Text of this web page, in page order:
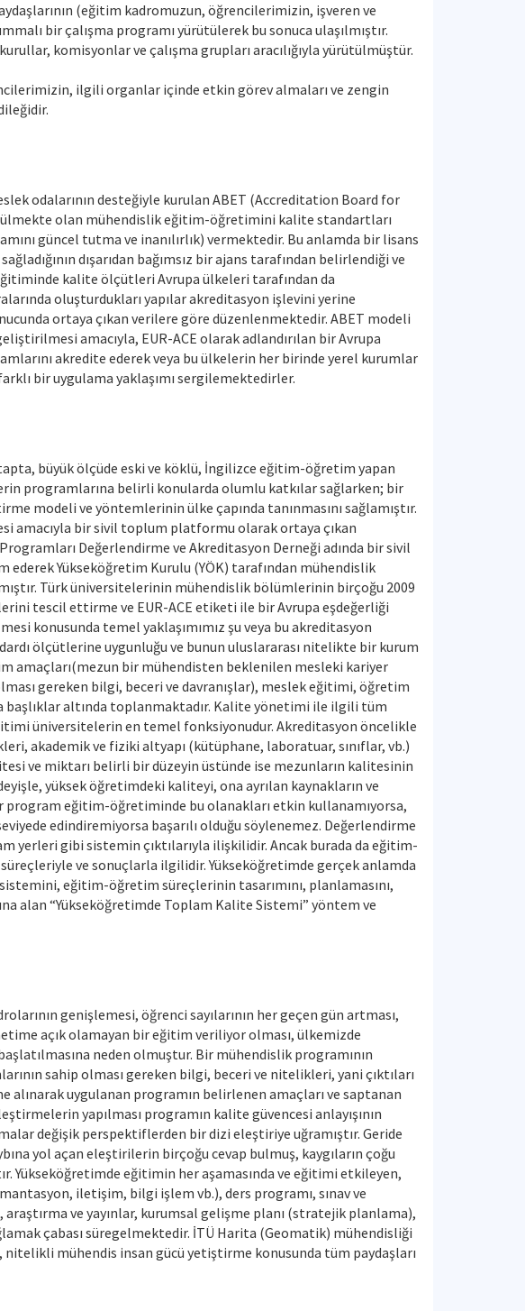
(eğitim kadromuzun, öğrencilerimizin, işveren ve
bir çalışma programı yürütülerek bu sonuca ulaşılmıştır.
komisyonlar ve çalışma grupları aracılığıyla yürütülmüştür.
ilgili organlar içinde etkin görev almaları ve zengin
odalarının desteğiyle kurulan ABET (Accreditation Board for
olan mühendislik eğitim-öğretimini kalite standartları
güncel tutma ve inanılırlık) vermektedir. Bu anlamda bir lisans
dışarıdan bağımsız bir ajans tarafından belirlendiği ve
kalite ölçütleri Avrupa ülkeleri tarafından da
oluşturdukları yapılar akreditasyon işlevini yerine
ortaya çıkan verilere göre düzenlenmektedir. ABET modeli
amacıyla, EUR-ACE olarak adlandırılan bir Avrupa
akredite ederek veya bu ülkelerin her birinde yerel kurumlar
bir uygulama yaklaşımı sergilemektedirler.
büyük ölçüde eski ve köklü, İngilizce eğitim-öğretim yapan
programlarına belirli konularda olumlu katkılar sağlarken; bir
modeli ve yöntemlerinin ülke çapında tanınmasını sağlamıştır.
amacıyla bir sivil toplum platformu olarak ortaya çıkan
Değerlendirme ve Akreditasyon Derneği adında bir sivil
ederek Yükseköğretim Kurulu (YÖK) tarafından mühendislik
Türk üniversitelerinin mühendislik bölümlerinin birçoğu 2009
tescil ettirme ve EUR-ACE etiketi ile bir Avrupa eşdeğerliği
konusunda temel yaklaşımımız şu veya bu akreditasyon
ölçütlerine uygunluğu ve bunun uluslararası nitelikte bir kurum
amaçları(mezun bir mühendisten beklenilen mesleki kariyer
gereken bilgi, beceri ve davranışlar), meslek eğitimi, öğretim
başlıklar altında toplanmaktadır. Kalite yönetimi ile ilgili tüm
üniversitelerin en temel fonksiyonudur. Akreditasyon öncelikle
akademik ve fiziki altyapı (kütüphane, laboratuar, sınıflar, vb.)
ve miktarı belirli bir düzeyin üstünde ise mezunların kalitesinin
yüksek öğretimdeki kaliteyi, ona ayrılan kaynakların ve
eğitim-öğretiminde bu olanakları etkin kullanamıyorsa,
edindiremiyorsa başarılı olduğu söylenemez. Değerlendirme
yerleri gibi sistemin çıktılarıyla ilişkilidir. Ancak burada da eğitim-
ve sonuçlarla ilgilidir. Yükseköğretimde gerçek anlamda
eğitim-öğretim süreçlerinin tasarımını, planlamasını,
alan “Yükseköğretimde Toplam Kalite Sistemi” yöntem ve
genişlemesi, öğrenci sayılarının her geçen gün artması,
açık olamayan bir eğitim veriliyor olması, ülkemizde
neden olmuştur. Bir mühendislik programının
sahip olması gereken bilgi, beceri ve nitelikleri, yani çıktıları
alınarak uygulanan programın belirlenen amaçları ve saptanan
yapılması programın kalite güvencesi anlayışının
değişik perspektiflerden bir dizi eleştiriye uğramıştır. Geride
yol açan eleştirilerin birçoğu cevap bulmuş, kaygıların çoğu
Yükseköğretimde eğitimin her aşamasında ve eğitimi etkileyen,
iletişim, bilgi işlem vb.), ders programı, sınav ve
ve yayınlar, kurumsal gelişme planı (stratejik planlama),
çabası süregelmektedir. İTÜ Harita (Geomatik) mühendisliği
mühendis insan gücü yetiştirme konusunda tüm paydaşları